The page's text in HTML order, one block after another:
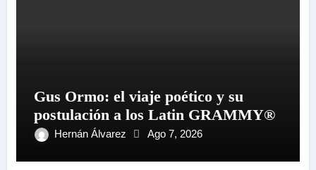
Gus Ormo: el viaje poético y su
postulación a los Latin GRAMMY®
Hernán Álvarez Ago 7, 2026